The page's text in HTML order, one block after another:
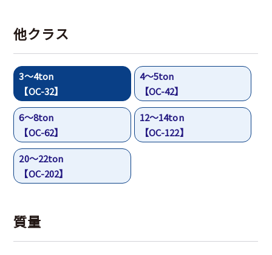
他クラス
3～4ton
【OC-32】
4～5ton
【OC-42】
6～8ton
【OC-62】
12～14ton
【OC-122】
20～22ton
【OC-202】
質量